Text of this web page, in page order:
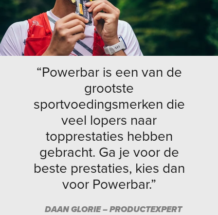
“Powerbar is een van de
grootste
sportvoedingsmerken die
veel lopers naar
topprestaties hebben
gebracht. Ga je voor de
beste prestaties, kies dan
voor Powerbar.”
DAAN GLORIE – PRODUCTEXPERT